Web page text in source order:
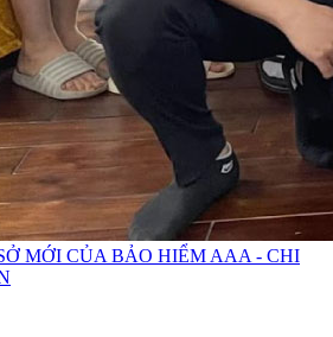
MỚI CỦA BẢO HIỂM AAA - CHI